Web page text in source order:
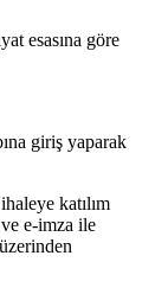
esasına göre
giriş yaparak
katılım
e-imza ile